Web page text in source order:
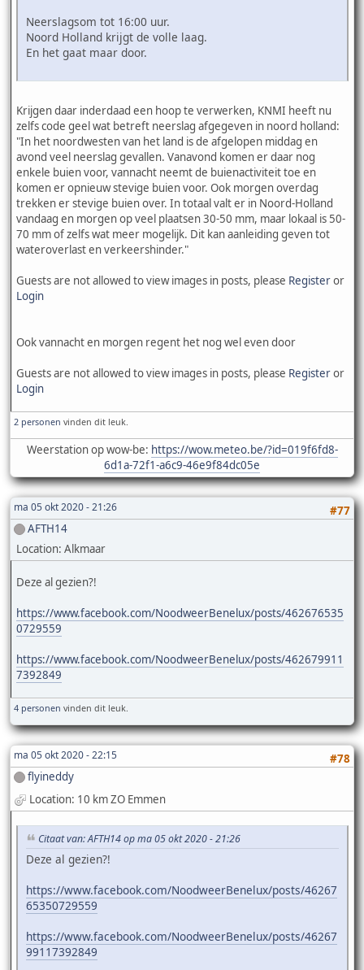
Neerslagsom tot 16:00 uur.
Noord Holland krijgt de volle laag.
En het gaat maar door.
Krijgen daar inderdaad een hoop te verwerken, KNMI heeft nu
zelfs code geel wat betreft neerslag afgegeven in noord holland:
"In het noordwesten van het land is de afgelopen middag en
avond veel neerslag gevallen. Vanavond komen er daar nog
enkele buien voor, vannacht neemt de buienactiviteit toe en
komen er opnieuw stevige buien voor. Ook morgen overdag
trekken er stevige buien over. In totaal valt er in Noord-Holland
vandaag en morgen op veel plaatsen 30-50 mm, maar lokaal is 50-
70 mm of zelfs wat meer mogelijk. Dit kan aanleiding geven tot
wateroverlast en verkeershinder."
Guests are not allowed to view images in posts, please Registeror
Login
Ook vannacht en morgen regent het nog wel even door
Guests are not allowed to view images in posts, please Registeror
Login
2 personen vinden dit leuk.
Weerstation op wow-be: https://wow.meteo.be/?id=019f6fd8-
6d1a-72f1-a6c9-46e9f84dc05e
ma 05 okt 2020 - 21:26
#77
AFTH14
Location: Alkmaar
Deze al gezien?!
https://www.facebook.com/NoodweerBenelux/posts/462676535
0729559
https://www.facebook.com/NoodweerBenelux/posts/462679911
7392849
4 personen vinden dit leuk.
ma 05 okt 2020 - 22:15
#78
flyineddy
Location: 10 km ZO Emmen
Citaat van: AFTH14 op ma 05 okt 2020 - 21:26
Deze al gezien?!
https://www.facebook.com/NoodweerBenelux/posts/46267
65350729559
https://www.facebook.com/NoodweerBenelux/posts/46267
99117392849